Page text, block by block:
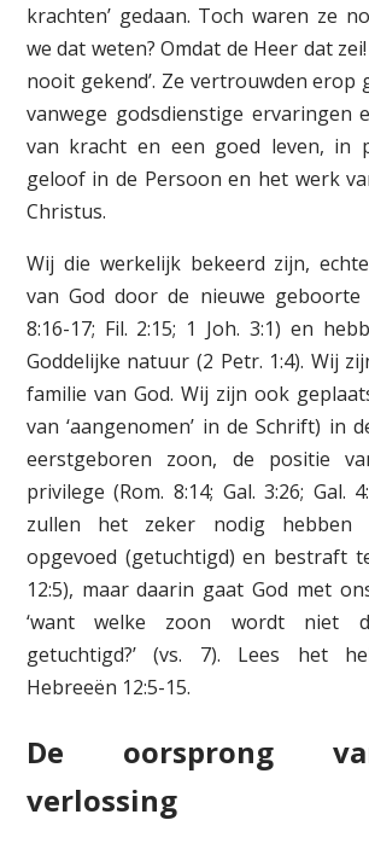
krachten’ gedaan. Toch waren ze
we dat weten? Omdat de Heer dat
nooit gekend’. Ze vertrouwden erop
vanwege godsdienstige ervaringen
van kracht en een goed leven, in
geloof in de Persoon en het werk
Christus.
Wij die werkelijk bekeerd zijn,
van God door de nieuwe geboorte
8:16-17; Fil. 2:15; 1 Joh. 3:1) en
Goddelijke natuur (2 Petr. 1:4). Wij
familie van God. Wij zijn ook
van ‘aangenomen’ in de Schrift) in
eerstgeboren zoon, de positie
privilege (Rom. 8:14; Gal. 3:26; Gal.
zullen het zeker nodig hebben
opgevoed (getuchtigd) en bestraft
12:5), maar daarin gaat God met
‘want welke zoon wordt niet
getuchtigd?’ (vs. 7). Lees het
Hebreeën 12:5-15.
De oorsprong
verlossing